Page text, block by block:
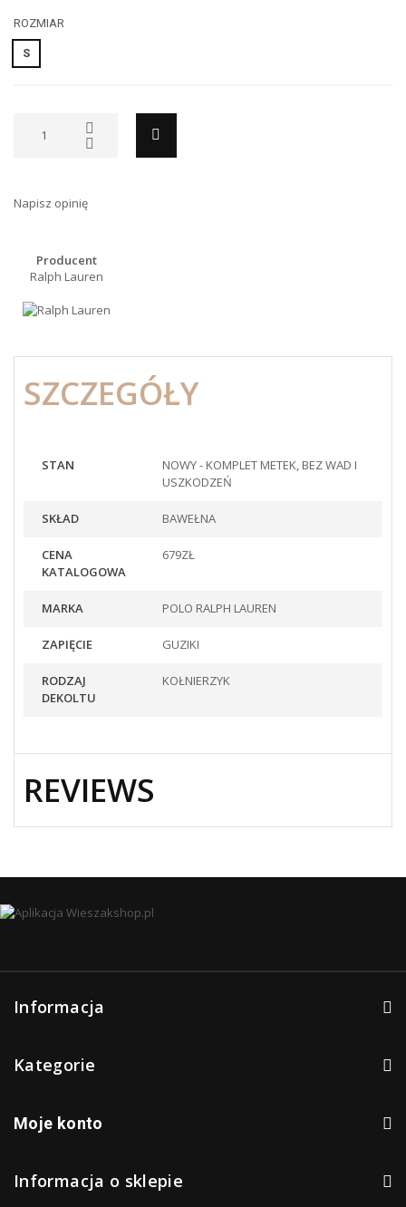
ROZMIAR
S
Napisz opinię
Producent
Ralph Lauren
SZCZEGÓŁY
STAN
NOWY - KOMPLET METEK, BEZ WAD I
USZKODZEŃ
SKŁAD BAWEŁNA
CENA
KATALOGOWA
679ZŁ
MARKA POLO RALPH LAUREN
ZAPIĘCIE GUZIKI
RODZAJ
DEKOLTU
KOŁNIERZYK
REVIEWS
Informacja
Kategorie
Moje konto
Informacja o sklepie